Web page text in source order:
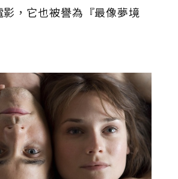
，它也被譽為『最像夢境